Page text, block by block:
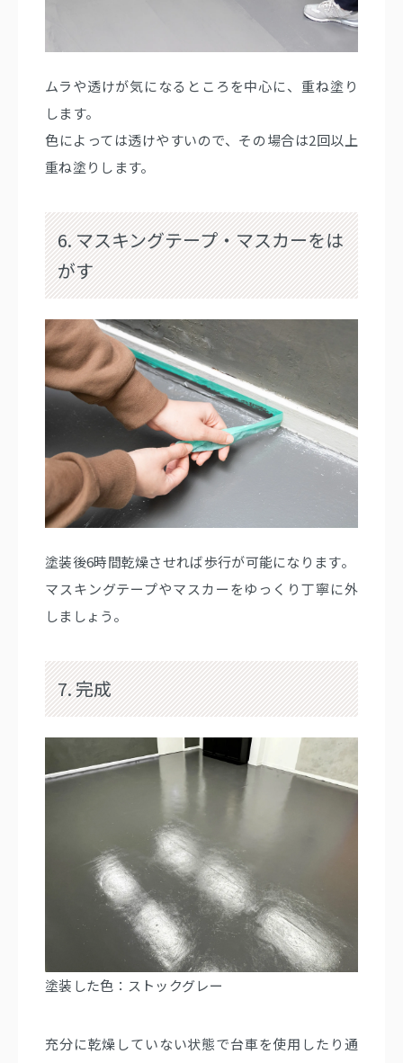
ムラや透けが気になるところを中心に、重ね塗り
します。
色によっては透けやすいので、その場合は2回以上
重ね塗りします。
6. マスキングテープ・マスカーをは
がす
塗装後6時間乾燥させれば歩行が可能になります。
マスキングテープやマスカーをゆっくり丁寧に外
しましょう。
7. 完成
塗装した色：ストックグレー
充分に乾燥していない状態で台車を使用したり通